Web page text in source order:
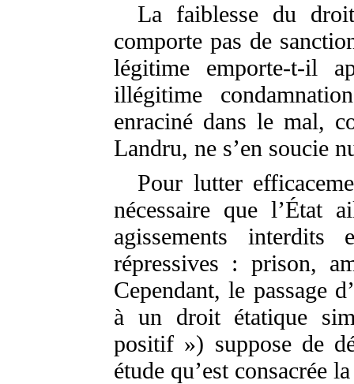
La faiblesse du
comporte pas de
légitime emporte-t-il
illégitime
enraciné dans le mal,
Landru, ne s’en soucie
Pour lutter
nécessaire que l’État
agissements
répressives : prison,
Cependant, le passage
à un droit étatique
positif ») suppose de
étude qu’est consacrée